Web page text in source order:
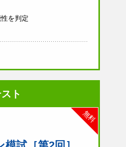
を判定
ト
無料